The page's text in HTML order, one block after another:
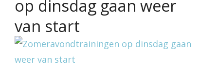
op dinsdag gaan weer
van start